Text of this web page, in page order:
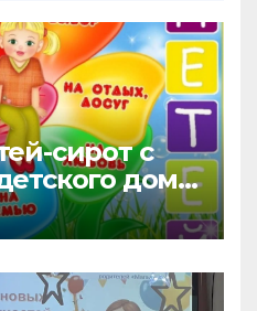
сирот с
дома